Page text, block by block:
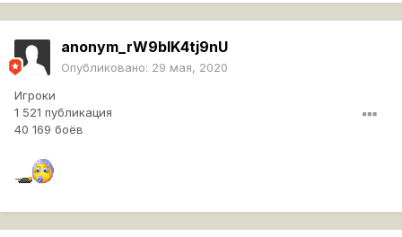
anonym_rW9bIK4tj9nU
Опубликовано: 29 мая, 2020
Игроки
1 521 публикация
40 169 боёв